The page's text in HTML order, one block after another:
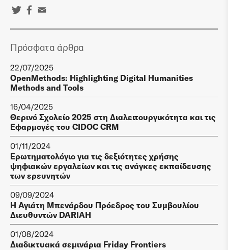
Πρόσφατα άρθρα
22/07/2025
OpenMethods: Highlighting Digital Humanities
Methods and Tools
16/04/2025
Θερινό Σχολείο 2025 στη Διαλειτουργικότητα και τις
Εφαρμογές του CIDOC CRM
01/11/2024
Ερωτηματολόγιο για τις δεξιότητες χρήσης
ψηφιακών εργαλείων και τις ανάγκες εκπαίδευσης
των ερευνητών
09/09/2024
Η Αγιάτη Μπενάρδου Πρόεδρος του Συμβουλίου
Διευθυντών DARIAH
01/08/2024
Διαδικτυακά σεμινάρια Friday Frontiers